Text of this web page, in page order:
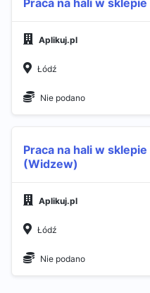
Praca na hali w
Aplikuj.pl
Łódź
Nie podano
Praca na hali w
(Widzew)
Aplikuj.pl
Łódź
Nie podano